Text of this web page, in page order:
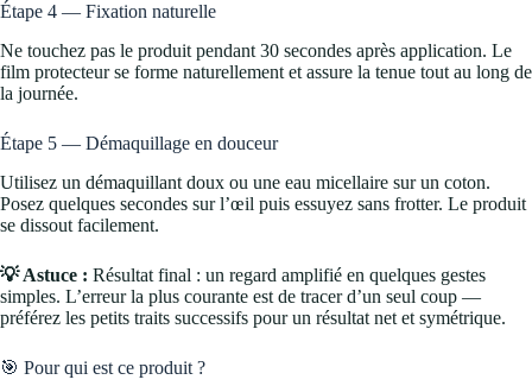
Étape 4 — Fixation naturelle
Ne touchez pas le produit pendant 30 secondes après application. Le
film protecteur se forme naturellement et assure la tenue tout au long de
la journée.
Étape 5 — Démaquillage en douceur
Utilisez un démaquillant doux ou une eau micellaire sur un coton.
Posez quelques secondes sur l’œil puis essuyez sans frotter. Le produit
se dissout facilement.
💡 Astuce : Résultat final : un regard amplifié en quelques gestes
simples. L’erreur la plus courante est de tracer d’un seul coup —
préférez les petits traits successifs pour un résultat net et symétrique.
🎯 Pour qui est ce produit ?